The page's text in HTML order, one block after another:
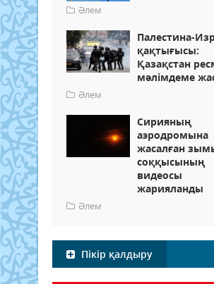
Әлем
Палестина-
қақтығысы:
Қазақстан
мәлімдеме
Әлем
Сирияның
аэродромына
жасалған
соққысының
видеосы
жарияланды
Әлем
Пікір қалдыру